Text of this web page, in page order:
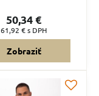
50,34 €
61,92 €s DPH
Zobraziť